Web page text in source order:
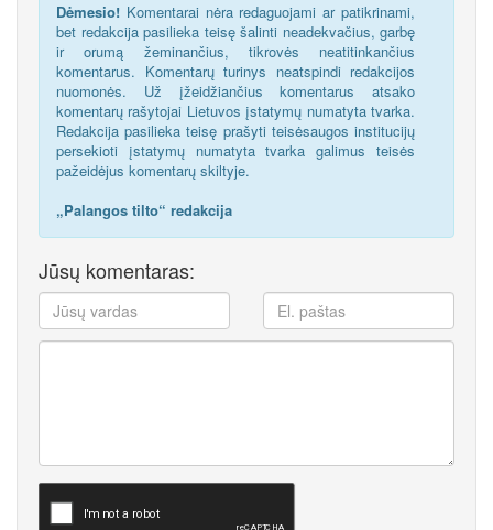
Dėmesio! Komentarai nėra redaguojami ar patikrinami,
bet redakcija pasilieka teisę šalinti neadekvačius, garbę
ir orumą žeminančius, tikrovės neatitinkančius
komentarus. Komentarų turinys neatspindi redakcijos
nuomonės. Už įžeidžiančius komentarus atsako
komentarų rašytojai Lietuvos įstatymų numatyta tvarka.
Redakcija pasilieka teisę prašyti teisėsaugos institucijų
persekioti įstatymų numatyta tvarka galimus teisės
pažeidėjus komentarų skiltyje.
„Palangos tilto“ redakcija
Jūsų komentaras: